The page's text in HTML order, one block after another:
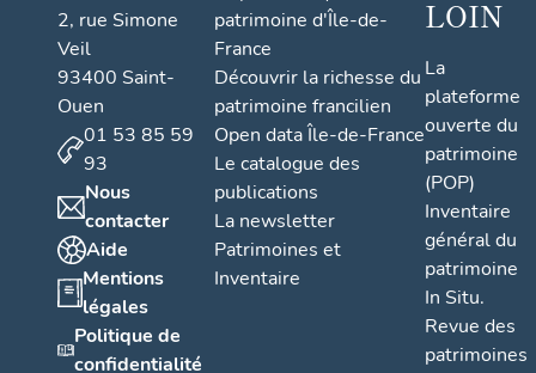
2, rue Simone
Veil
93400 Saint-
Ouen
01 53 85 59
93
Nous
contacter
Aide
Mentions
légales
Politique de
confidentialité
patrimoine d'Île-de-
France
Découvrir la richesse du
patrimoine francilien
Open data Île-de-France
Le catalogue des
publications
La newsletter
Patrimoines et
Inventaire
LOIN
La
plateforme
ouverte du
patrimoine
(POP)
Inventaire
général du
patrimoine
In Situ.
Revue des
patrimoines